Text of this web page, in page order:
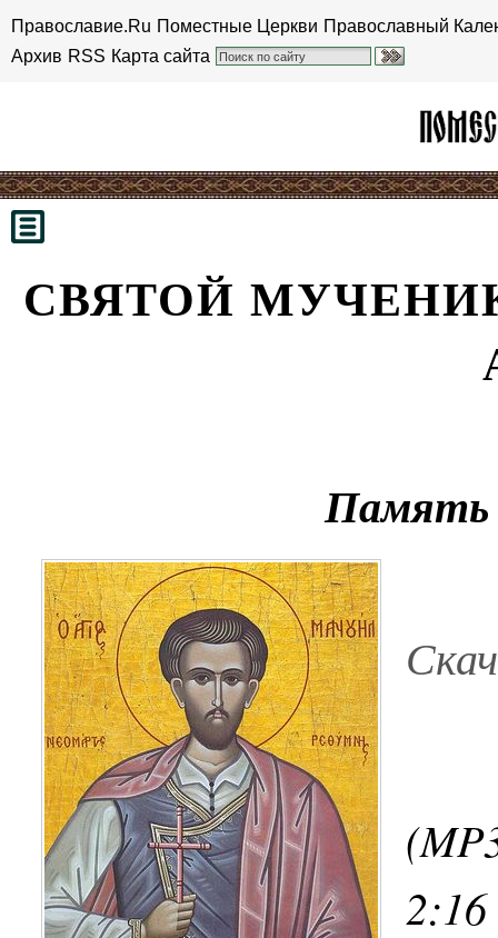
Православие.Ru Поместные Церкви Православный
Архив RSS Карта сайта
СВЯТОЙ